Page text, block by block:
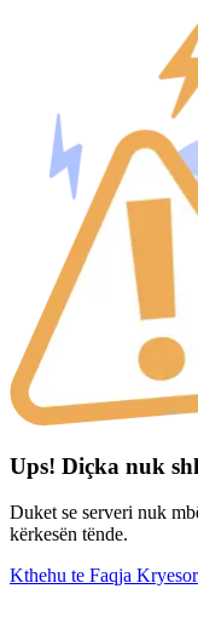
Ups! Diçka nuk
Duket se serveri nuk
kërkesën tënde.
Kthehu te Faqja